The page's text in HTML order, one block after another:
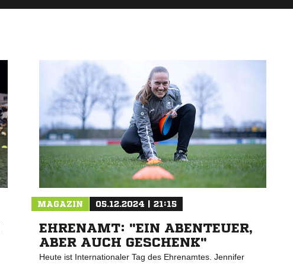
MAGAZIN 05.12.2024 | 21:15
EHRENAMT: "EIN ABENTEUER,
ABER AUCH GESCHENK"
Heute ist Internationaler Tag des Ehrenamtes. Jennifer